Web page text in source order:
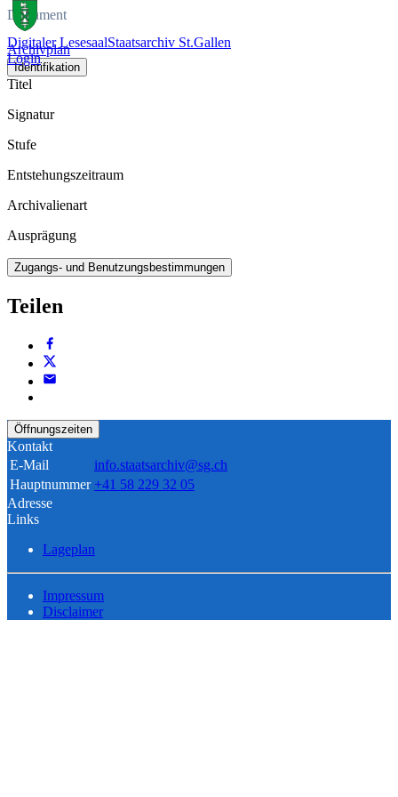
Digitaler LesesaalStaatsarchiv St.Gallen
Login
Dokument
Archivplan
Identifikation
Titel
Signatur
Stufe
Entstehungszeitraum
Archivalienart
Ausprägung
Zugangs- und Benutzungsbestimmungen
Teilen
Öffnungszeiten
Kontakt
E-Mail
info.staatsarchiv@sg.ch
Hauptnummer +41 58 229 32 05
Adresse
Links
Lageplan
Impressum
Disclaimer